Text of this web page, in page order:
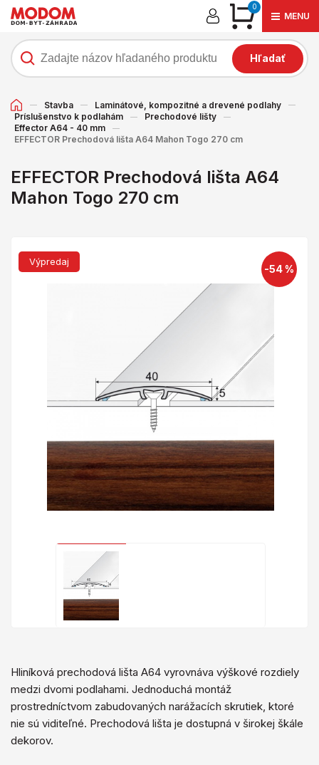
0
MENU
Hľadať
Stavba
Laminátové, kompozitné a drevené podlahy
Príslušenstvo k podlahám
Prechodové lišty
Effector A64 - 40 mm
EFFECTOR Prechodová lišta A64 Mahon Togo 270 cm
EFFECTOR Prechodová lišta A64
Mahon Togo 270 cm
-54 %
Výpredaj
Hliníková prechodová lišta A64 vyrovnáva výškové rozdiely
medzi dvomi podlahami. Jednoduchá montáž
prostredníctvom zabudovaných narážacích skrutiek, ktoré
nie sú viditeľné. Prechodová lišta je dostupná v širokej škále
dekorov.